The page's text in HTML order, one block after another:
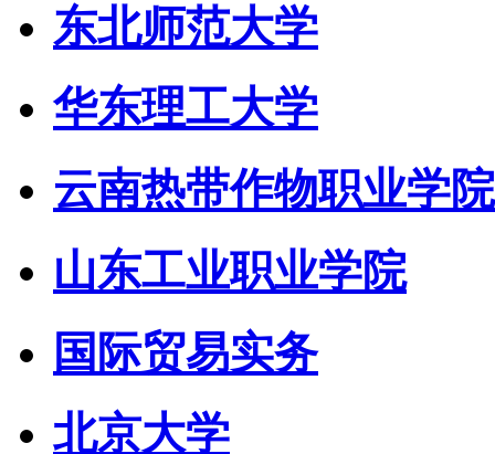
东北师范大学
华东理工大学
云南热带作物职业学院
山东工业职业学院
国际贸易实务
北京大学